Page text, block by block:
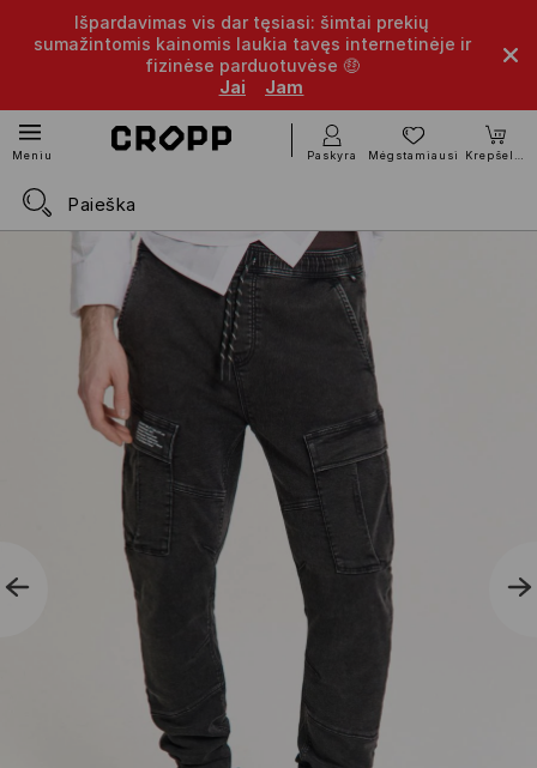
Išpardavimas vis dar tęsiasi: šimtai prekių
sumažintomis kainomis laukia tavęs internetinėje ir
fizinėse parduotuvėse 🤑
Jai
Jam
Meniu Paskyra Mėgstamiausi Krepšelis